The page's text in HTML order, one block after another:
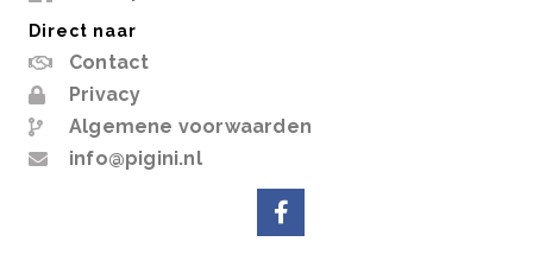
Direct naar
Contact
Privacy
Algemene voorwaarden
info@pigini.nl